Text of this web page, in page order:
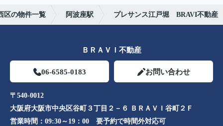
区の物件一覧 阿波座駅 プレサンス江戸堀 BRAVI不動産
ＢＲＡＶＩ不動産
06-6585-0183 お問い合わせ
〒540-0012
大阪府大阪市中央区谷町３丁目２－６ ＢＲＡＶＩ谷町２Ｆ
営業時間： 09:30～19：00 要予約で時間外対応可